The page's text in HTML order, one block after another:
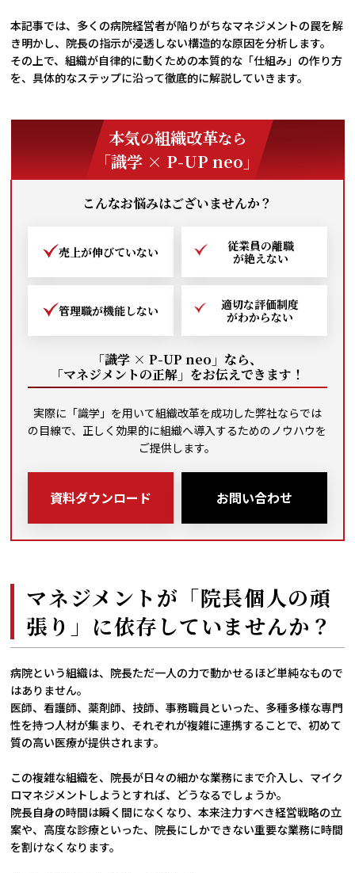
本記事では、多くの病院経営者が陥りがちなマネジメントの罠を解
き明かし、院長の指示が浸透しない構造的な原因を分析します。
その上で、組織が自律的に動くための本質的な「仕組み」の作り方
を、具体的なステップに沿って徹底的に解説していきます。
本気の組織改革なら
「識学 × P-UP neo」
こんなお悩みはございませんか？
売上が伸びていない
従業員の離職
が絶えない
管理職が機能しない
適切な評価制度
がわからない
「識学 × P-UP neo」なら、
「マネジメントの正解」をお伝えできます！
実際に「識学」を用いて組織改革を成功した弊社ならでは
の目線で、 正しく効果的に組織へ導入するためのノウハウを
ご提供します。
資料ダウンロード お問い合わせ
マネジメントが「院長個人の頑
張り」に依存していませんか？
病院という組織は、院長ただ一人の力で動かせるほど単純なもので
はありません。
医師、看護師、薬剤師、技師、事務職員といった、多種多様な専門
性を持つ人材が集まり、それぞれが複雑に連携することで、初めて
質の高い医療が提供されます。
この複雑な組織を、院長が日々の細かな業務にまで介入し、マイク
ロマネジメントしようとすれば、どうなるでしょうか。
院長自身の時間は瞬く間になくなり、本来注力すべき経営戦略の立
案や、高度な診療といった、院長にしかできない重要な業務に時間
を割けなくなります。